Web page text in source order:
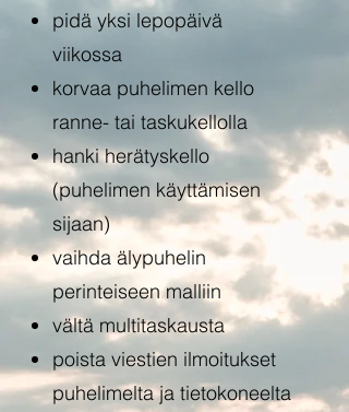
pidä yksi lepopäivä
viikossa
korvaa puhelimen kello
ranne- tai taskukellolla
hanki herätyskello
(puhelimen käyttämisen
sijaan)
vaihda älypuhelin
perinteiseen malliin
vältä multitaskausta
poista viestien ilmoitukset
puhelimelta ja tietokoneelta